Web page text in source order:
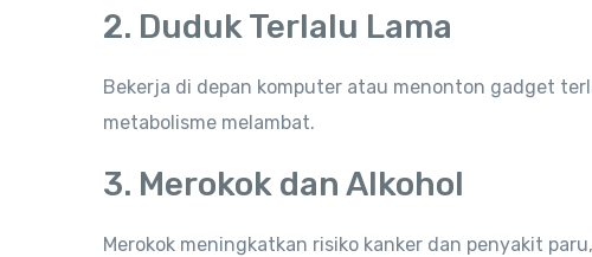
2. Duduk Terlalu Lama
Bekerja di depan komputer atau menonton gadget
metabolisme melambat.
3. Merokok dan Alkohol
Merokok meningkatkan risiko kanker dan penyakit